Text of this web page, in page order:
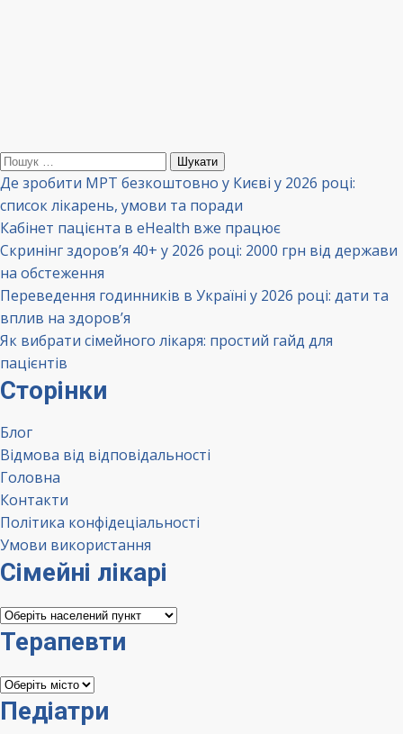
Пошук:
Де зробити МРТ безкоштовно у Києві у 2026 році:
список лікарень, умови та поради
Кабінет пацієнта в eHealth вже працює
Скринінг здоров’я 40+ у 2026 році: 2000 грн від держави
на обстеження
Переведення годинників в Україні у 2026 році: дати та
вплив на здоров’я
Як вибрати сімейного лікаря: простий гайд для
пацієнтів
Сторінки
Блог
Відмова від відповідальності
Головна
Контакти
Політика конфідеціальності
Умови використання
Сімейні лікарі
Сімейні
лікарі
Терапевти
Терапевти
Педіатри